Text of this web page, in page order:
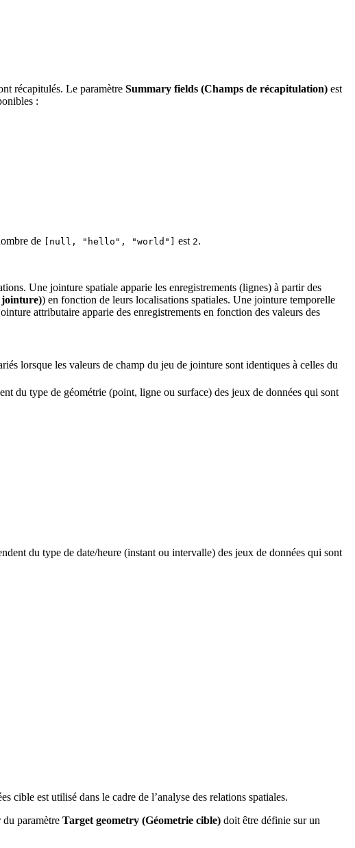
récapitulés. Le paramètre Summary fields (Champs de récapitulation) est
:
de [null, "hello", "world"] est 2.
Une jointure spatiale apparie les enregistrements (lignes) à partir des
jointure)) en fonction de leurs localisations spatiales. Une jointure temporelle
attributaire apparie des enregistrements en fonction des valeurs des
lorsque les valeurs de champ du jeu de jointure sont identiques à celles du
du type de géométrie (point, ligne ou surface) des jeux de données qui sont
du type de date/heure (instant ou intervalle) des jeux de données qui sont
cible est utilisé dans le cadre de l’analyse des relations spatiales.
du paramètre Target geometry (Géometrie cible) doit être définie sur un